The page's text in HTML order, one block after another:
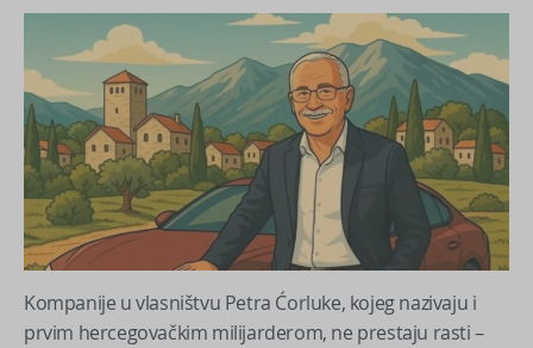
Kompanije u vlasništvu Petra Ćorluke, kojeg nazivaju i
prvim hercegovačkim milijarderom, ne prestaju rasti –